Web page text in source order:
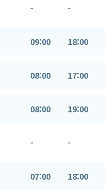
- -
09:00 18:00
08:00 17:00
08:00 19:00
- -
07:00 18:00